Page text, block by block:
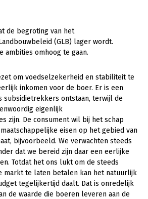
energie
en onderwijs
de begroting van het
(GLB) lager wordt.
ambities omhoog te gaan.
om voedselzekerheid en stabiliteit te
inkomen voor de boer. Er is een
subsidietrekkers ontstaan, terwijl de
eigenlijk
zijn. De consument wil bij het schap
eisen op het gebied van
bijvoorbeeld. We verwachten steeds
dat we bereid zijn daar een eerlijke
Totdat het ons lukt om de steeds
markt te laten betalen kan het natuurlijk
tegelijkertijd daalt. Dat is onredelijk
de waarde die boeren leveren aan de